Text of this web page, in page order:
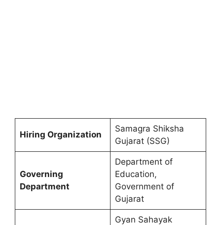
Hiring Organization
Samagra Shiksha
Gujarat (SSG)
Governing
Department
Department of
Education,
Government of
Gujarat
Gyan Sahayak